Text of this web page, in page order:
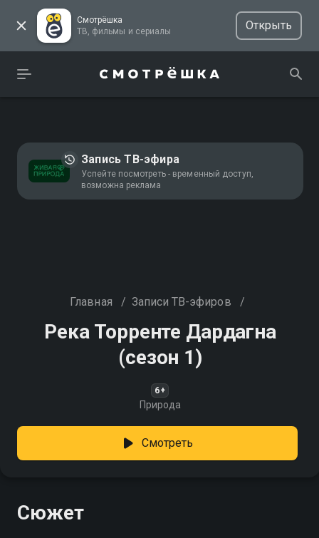
Смотрёшка
ТВ, фильмы и сериалы
Открыть
Запись ТВ-эфира
Успейте посмотреть - временный доступ,
возможна реклама
Главная / Записи ТВ-эфиров /
Река Торренте Дардагна
(сезон 1)
6+
Природа
Смотреть
Сюжет